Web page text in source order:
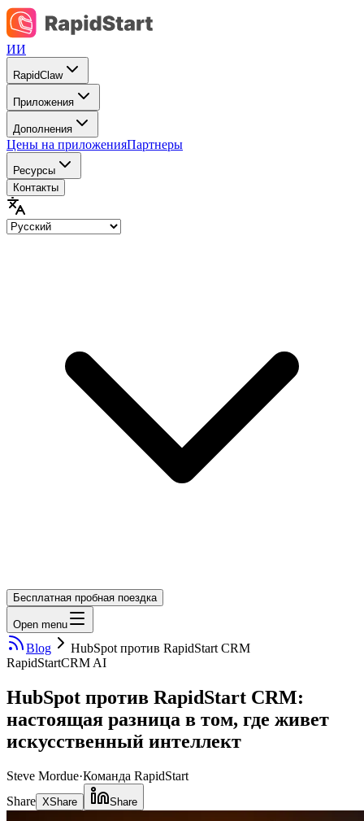
ИИ
RapidClaw
Приложения
Дополнения
Цены на приложенияПартнеры
Ресурсы
Контакты
Бесплатная пробная поездка
Open menu
Blog
HubSpot против RapidStart CRM
RapidStartCRM AI
HubSpot против RapidStart CRM:
настоящая разница в том, где живет
искусственный интеллект
Steve Mordue·Команда RapidStart
Share XShare Share